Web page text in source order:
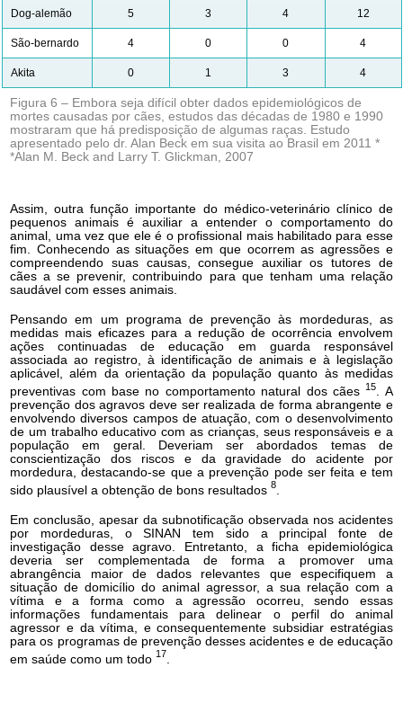
Dog-alemão 5 3 4 12
São-bernardo 4 0 0 4
Akita 0 1 3 4
Figura 6 – Embora seja difícil obter dados epidemiológicos de
mortes causadas por cães, estudos das décadas de 1980 e 1990
mostraram que há predisposição de algumas raças. Estudo
apresentado pelo dr. Alan Beck em sua visita ao Brasil em 2011 *
*Alan M. Beck and Larry T. Glickman, 2007
Assim, outra função importante do médico-veterinário clínico de
pequenos animais é auxiliar a entender o comportamento do
animal, uma vez que ele é o profissional mais habilitado para esse
fim. Conhecendo as situações em que ocorrem as agressões e
compreendendo suas causas, consegue auxiliar os tutores de
cães a se prevenir, contribuindo para que tenham uma relação
saudável com esses animais.
Pensando em um programa de prevenção às mordeduras, as
medidas mais eficazes para a redução de ocorrência envolvem
ações continuadas de educação em guarda responsável
associada ao registro, à identificação de animais e à legislação
aplicável, além da orientação da população quanto às medidas
preventivas com base no comportamento natural dos cães15
. A
prevenção dos agravos deve ser realizada de forma abrangente e
envolvendo diversos campos de atuação, com o desenvolvimento
de um trabalho educativo com as crianças, seus responsáveis e a
população em geral. Deveriam ser abordados temas de
conscientização dos riscos e da gravidade do acidente por
mordedura, destacando-se que a prevenção pode ser feita e tem
sido plausível a obtenção de bons resultados8
Em conclusão, apesar da subnotificação observada nos acidentes
por mordeduras, o SINAN tem sido a principal fonte de
investigação desse agravo. Entretanto, a ficha epidemiológica
deveria ser complementada de forma a promover uma
abrangência maior de dados relevantes que especifiquem a
situação de domicílio do animal agressor, a sua relação com a
vítima e a forma como a agressão ocorreu, sendo essas
informações fundamentais para delinear o perfil do animal
agressor e da vítima, e consequentemente subsidiar estratégias
para os programas de prevenção desses acidentes e de educação
em saúde como um todo17